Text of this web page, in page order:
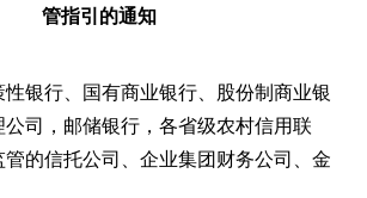
管指引的通知
银行、国有商业银行、股份制商业银
司，邮储银行，各省级农村信用联
的信托公司、企业集团财务公司、金